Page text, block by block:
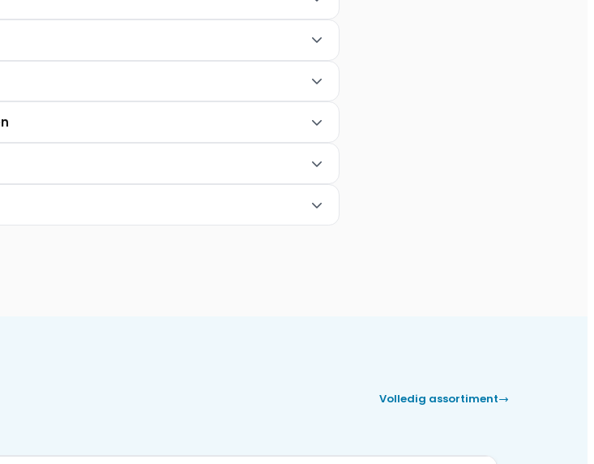
Volledig assortiment